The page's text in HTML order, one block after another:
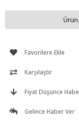
Ürün
Favorilere Ekle
Karşılaştır
Fiyat Düşünce
Gelince Haber Ver